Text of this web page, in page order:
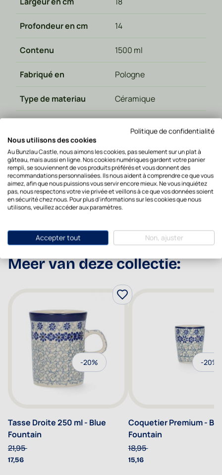
Profondeur en cm 14
Contenu 1500 ml
Fabriqué en Pologne
Type de materiau Céramique
Lavable au lave-
vaisselle
Oui
Recommended Retail
Price
68,95
Meer van deze collectie:
-20%
Tasse Droite 250 ml - Blue
Fountain
17,56
21,95
-20%
Coquetier Premium -
Fountain
15,16
18,95
Politique de confidentialité
Nous utilisons des cookies
Au Bunzlau Castle, nous aimons les cookies, pas seulement sur un plat à
gâteau, mais aussi en ligne. Nos cookies numériques gardent votre panier
rempli, se souviennent de vos produits préférés et vous donnent des
recommandations personnalisées. Ils nous aident à comprendre ce que vous
aimez, afin que nous puissions vous servir encore mieux. Ne vous inquiétez
pas, nous respectons votre vie privée et veillons à ce que vos données soient
en sécurité chez nous. Pour plus d'informations sur les cookies que nous
utilisons, veuillez accéder aux paramètres.
Accepter tout Non, ajuster